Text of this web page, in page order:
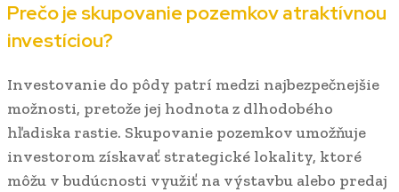
Prečo je skupovanie pozemkov atraktívnou
investíciou?
Investovanie do pôdy patrí medzi najbezpečnejšie
možnosti, pretože jej hodnota z dlhodobého
hľadiska rastie. Skupovanie pozemkov umožňuje
investorom získavať strategické lokality, ktoré
môžu v budúcnosti využiť na výstavbu alebo predaj